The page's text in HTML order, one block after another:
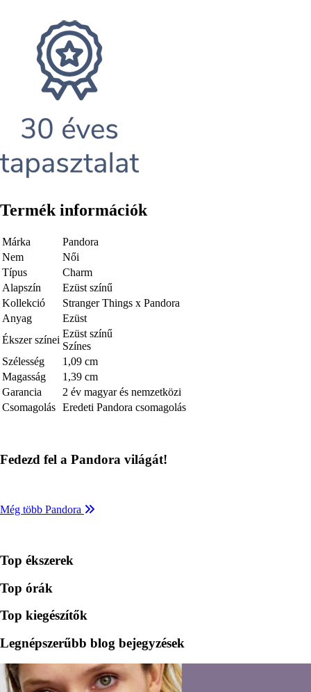
Termék információk
Márka
Pandora
Nem
Női
Típus
Charm
Alapszín
Ezüst színű
Kollekció
Stranger Things x Pandora
Anyag
Ezüst
Ékszer színei
Ezüst színű
Színes
Szélesség
1,09 cm
Magasság
1,39 cm
Garancia
2 év magyar és nemzetközi
Csomagolás Eredeti Pandora csomagolás
Fedezd fel a Pandora világát!
Még több Pandora
Top ékszerek
Top órák
Top kiegészítők
Legnépszerűbb blog bejegyzések